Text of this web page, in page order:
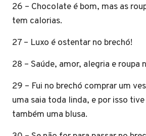
26 – Chocolate é bom, mas as
tem calorias.
27 – Luxo é ostentar no brechó!
28 – Saúde, amor, alegria e roupa
29 – Fui no brechó comprar um
uma saia toda linda, e por isso
também uma blusa.